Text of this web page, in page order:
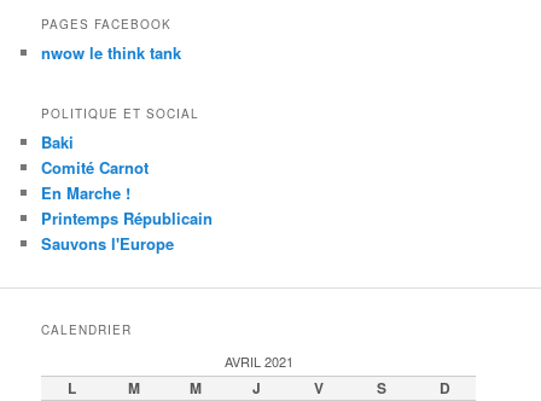
PAGES FACEBOOK
nwow le think tank
POLITIQUE ET SOCIAL
Baki
Comité Carnot
En Marche !
Printemps Républicain
Sauvons l'Europe
CALENDRIER
AVRIL 2021
L M M J V S D